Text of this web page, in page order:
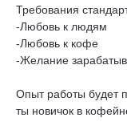
Требования
-Любовь к людям
-Любовь к кофе
-Желание
Опыт работы будет
ты новичок в